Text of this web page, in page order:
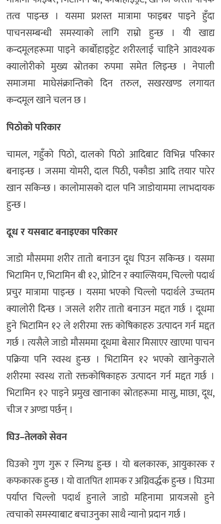
तत्व पाइन्छ । यसमा प्रशस्त मात्रामा फाइबर पाइने हुँदा
पाचनसम्बन्धी समस्याको लागि राम्रो हुन्छ । यी खाद्य
कन्दमूलहरूमा पाइने कार्बोहाइड्रेट शरीरलाई चाहिने आवश्यक
क्यालोरीको मुख्य स्रोतका रुपमा समेत लिइन्छ । नेपाली
समाजमा माघेसंक्रान्तिको दिन तरुल, सखरखण्ड लगायत
कन्दमूल खाने चलन छ ।
पिठोको परिकार
चामल, गहुँको पिठो, दालको पिठो आदिबाट विभिन्न परिकार
बनाइन्छ । जसमा योमरी, दाल पिठी, पकौडा आदि तयार पारेर
खान सकिन्छ । कालोमासको दाल पनि जाडोयाममा लाभदायक
हुन्छ ।
दूध र यसबाट बनाइएका परिकार
जाडो मौसममा शरीर तातो बनाउन दूध पिउन सकिन्छ । यसमा
भिटामिन ए, भिटामिन बी १२, प्रोटिन र क्याल्सियम, चिल्लो पदार्थ
प्रचुर मात्रामा पाइन्छ । यसमा भएको चिल्लो पदार्थले उच्चतम
क्यालोरी दिन्छ । जसले शरीर तातो बनाउन मद्दत गर्छ । दूधमा
हुने भिटामिन १२ ले शरीरमा रक्त कोषिकाहरु उत्पादन गर्न मद्दत
गर्छ । त्यसैले जाडो मौसममा दूधमा बेसार मिसाएर खाएमा पाचन
पक्रिया पनि स्वस्थ हुन्छ । भिटामिन १२ भएको खानेकुराले
शरीरमा स्वस्थ रातो रक्तकोषिकाहरु उत्पादन गर्न मद्दत गर्छ ।
भिटामिन १२ पाइने प्रमुख खानाका स्रोतहरूमा मासु, माछा, दूध,
चीज र अण्डा पर्छन् ।
घिउ–तेलको सेवन
घिउको गुण गुरू र स्निग्ध हुन्छ । यो बलकारक, आयुकारक र
कफकारक हुन्छ । यो वातपित शामक र अग्निवर्द्धक हुन्छ । घिउमा
पर्याप्त चिल्लो पदार्थ हुनाले जाडो महिनामा प्रायजसो हुने
त्वचाको समस्याबाट बचाउनुका साथै न्यानो प्रदान गर्छ ।